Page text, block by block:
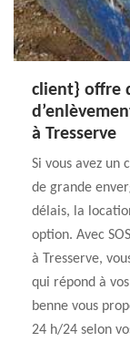
client} offre
à Tresserve
Si vous avez un
de grande
délais, la
option. Avec
à Tresserve,
qui répond à
benne vous
24 h/24 selon